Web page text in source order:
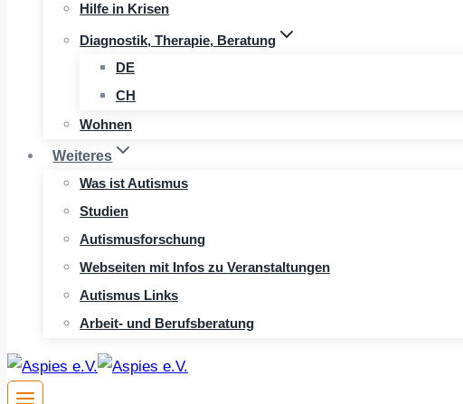
Hilfe in Krisen
Diagnostik, Therapie, Beratung
DE
CH
Wohnen
Weiteres
Was ist Autismus
Studien
Autismusforschung
Webseiten mit Infos zu Veranstaltungen
Autismus Links
Arbeit- und Berufsberatung